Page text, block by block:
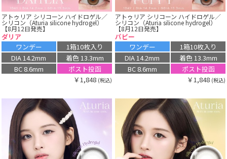
アトゥリア シリコーン ハイドロゲル／
シリコン（Aturia silicone hydrogel）
【8月12日発売】
ダリア
ワンデー
1箱10枚入り
DIA 14.2mm
着色 13.3mm
BC 8.6mm
ポスト投函
￥1,848 (税込)
アトゥリア シリコーン ハイドロゲル／
シリコン（Aturia silicone hydrogel）
【8月12日発売】
パピー
ワンデー
1箱10枚入り
DIA 14.2mm
着色 13.3mm
BC 8.6mm
ポスト投函
￥1,848 (税込)